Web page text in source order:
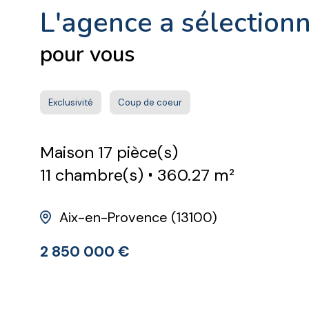
l'agence a
pour vous
Exclusivité Coup de coeur
Maison 17 pièce(s)
11 chambre(s)
360.27 m²
Aix-en-Provence (13100)
2 850 000 €